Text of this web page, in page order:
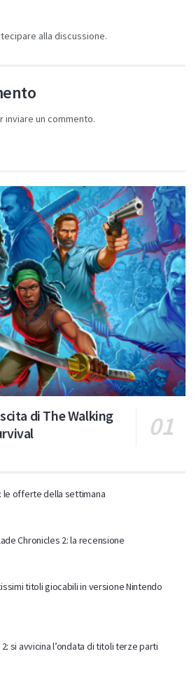
alla discussione.
inviare un commento.
di The Walking
le offerte della settimana
Chronicles 2: la recensione
titoli giocabili in versione Nintendo
si avvicina l’ondata di titoli terze parti